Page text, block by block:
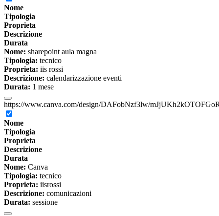
Nome
Tipologia
Proprieta
Descrizione
Durata
Nome: sharepoint aula magna
Tipologia: tecnico
Proprieta: iis rossi
Descrizione: calendarizzazione eventi
Durata: 1 mese
https://www.canva.com/design/DAFobNzf3lw/
Nome
Tipologia
Proprieta
Descrizione
Durata
Nome: Canva
Tipologia: tecnico
Proprieta: iisrossi
Descrizione: comunicazioni
Durata: sessione